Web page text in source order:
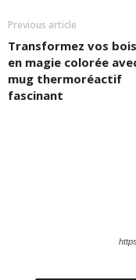
Previous article
Transformez vos
en magie colorée
mug thermoréactif
fascinant